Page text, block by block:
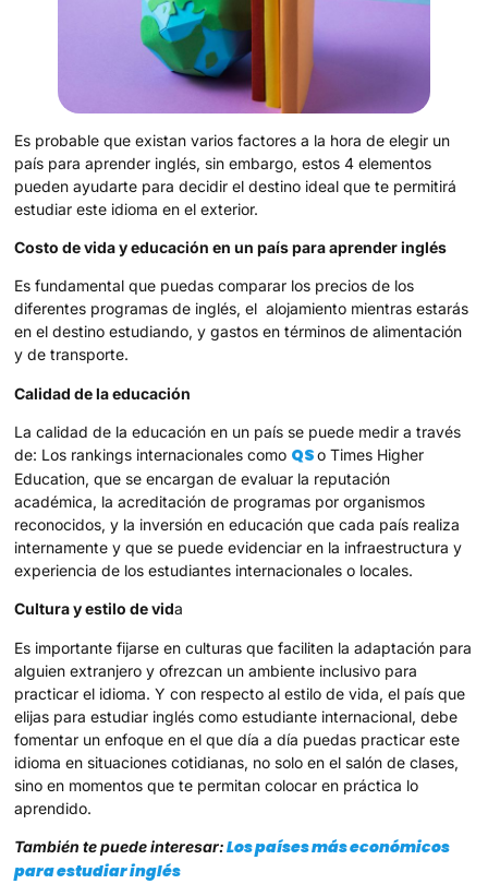
Es probable que existan varios factores a la hora de elegir un
país para aprender inglés, sin embargo, estos 4 elementos
pueden ayudarte para decidir el destino ideal que te permitirá
estudiar este idioma en el exterior.
Costo de vida y educación en un país para aprender inglés
Es fundamental que puedas comparar los precios de los
diferentes programas de inglés, el alojamiento mientras estarás
en el destino estudiando, y gastos en términos de alimentación
y de transporte.
Calidad de la educación
La calidad de la educación en un país se puede medir a través
de: Los rankings internacionales como QSo Times Higher
Education, que se encargan de evaluar la reputación
académica, la acreditación de programas por organismos
reconocidos, y la inversión en educación que cada país realiza
internamente y que se puede evidenciar en la infraestructura y
experiencia de los estudiantes internacionales o locales.
Cultura y estilo de vida
Es importante fijarse en culturas que faciliten la adaptación para
alguien extranjero y ofrezcan un ambiente inclusivo para
practicar el idioma. Y con respecto al estilo de vida, el país que
elijas para estudiar inglés como estudiante internacional, debe
fomentar un enfoque en el que día a día puedas practicar este
idioma en situaciones cotidianas, no solo en el salón de clases,
sino en momentos que te permitan colocar en práctica lo
aprendido.
También te puede interesar:Los países más económicos
para estudiar inglés